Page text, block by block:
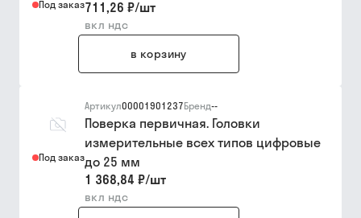
Под заказ711,26 ₽/шт
вкл ндс
в корзину
Под заказ
Артикул00001901237Бренд--
Поверка первичная. Головки
измерительные всех типов цифровые
до 25 мм
1 368,84 ₽/шт
вкл ндс